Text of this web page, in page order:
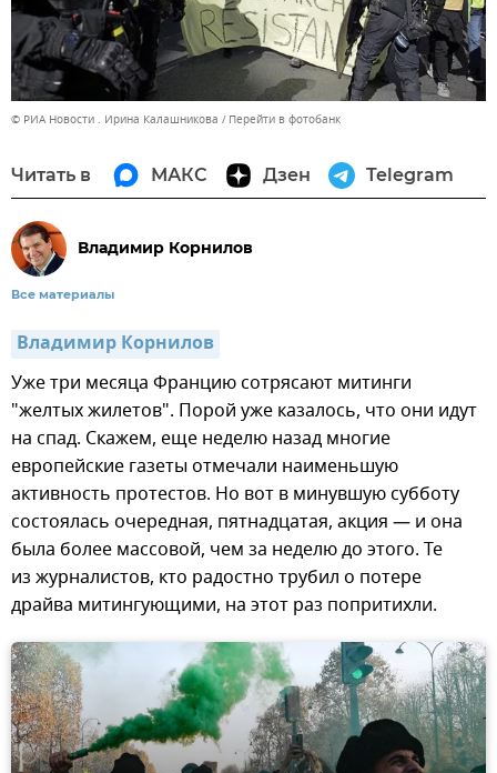
© РИА Новости . Ирина Калашникова Перейти в фотобанк
Читать в МАКС Дзен Telegram
Владимир Корнилов
Все материалы
Владимир Корнилов
Уже три месяца Францию сотрясают митинги
"желтых жилетов". Порой уже казалось, что они идут
на спад. Скажем, еще неделю назад многие
европейские газеты отмечали наименьшую
активность протестов. Но вот в минувшую субботу
состоялась очередная, пятнадцатая, акция — и она
была более массовой, чем за неделю до этого. Те
из журналистов, кто радостно трубил о потере
драйва митингующими, на этот раз попритихли.